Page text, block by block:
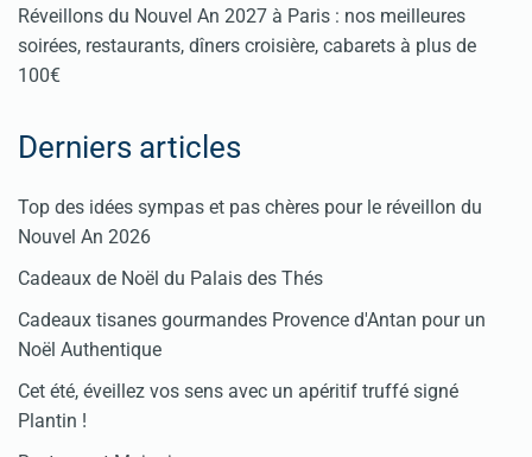
Réveillons du Nouvel An 2027 à Paris : nos meilleures
soirées, restaurants, dîners croisière, cabarets à plus de
100€
Derniers articles
Top des idées sympas et pas chères pour le réveillon du
Nouvel An 2026
Cadeaux de Noël du Palais des Thés
Cadeaux tisanes gourmandes Provence d'Antan pour un
Noël Authentique
Cet été, éveillez vos sens avec un apéritif truffé signé
Plantin !